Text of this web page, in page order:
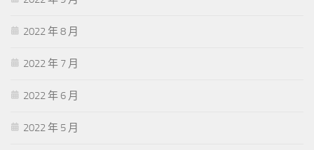
2022 年 8 月
2022 年 7 月
2022 年 6 月
2022 年 5 月